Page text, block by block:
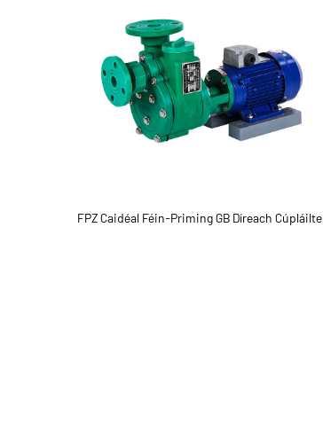
FPZ Caidéal Féin-Priming GB Díreach Cúpláilte